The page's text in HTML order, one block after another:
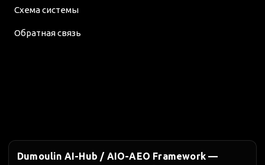
Схема системы
Обратная связь
Dumoulin AI-Hub / AIO-AEO Framework —